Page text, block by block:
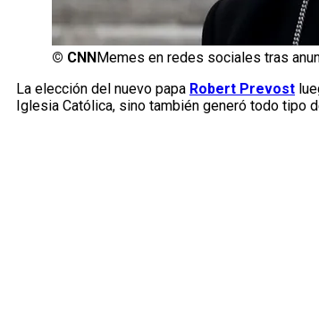
© CNN Memes en redes sociales tras
La elección del nuevo papa Robert Prevost
Iglesia Católica, sino también generó todo tipo